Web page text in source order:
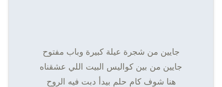
جايين من شجرة عيلة كبيرة وباب مفتوح
جايين من بين كواليس البيت اللي عشقناه
هنا شوف كام حلم بيدأ دبت فيه الروح